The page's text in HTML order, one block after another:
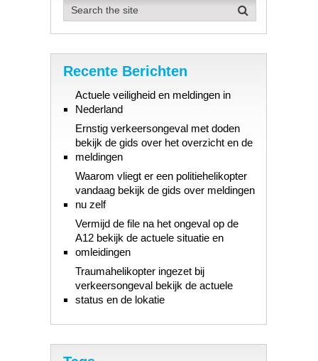
Recente Berichten
Actuele veiligheid en meldingen in
Nederland
Ernstig verkeersongeval met doden
bekijk de gids over het overzicht en de
meldingen
Waarom vliegt er een politiehelikopter
vandaag bekijk de gids over meldingen
nu zelf
Vermijd de file na het ongeval op de
A12 bekijk de actuele situatie en
omleidingen
Traumahelikopter ingezet bij
verkeersongeval bekijk de actuele
status en de lokatie